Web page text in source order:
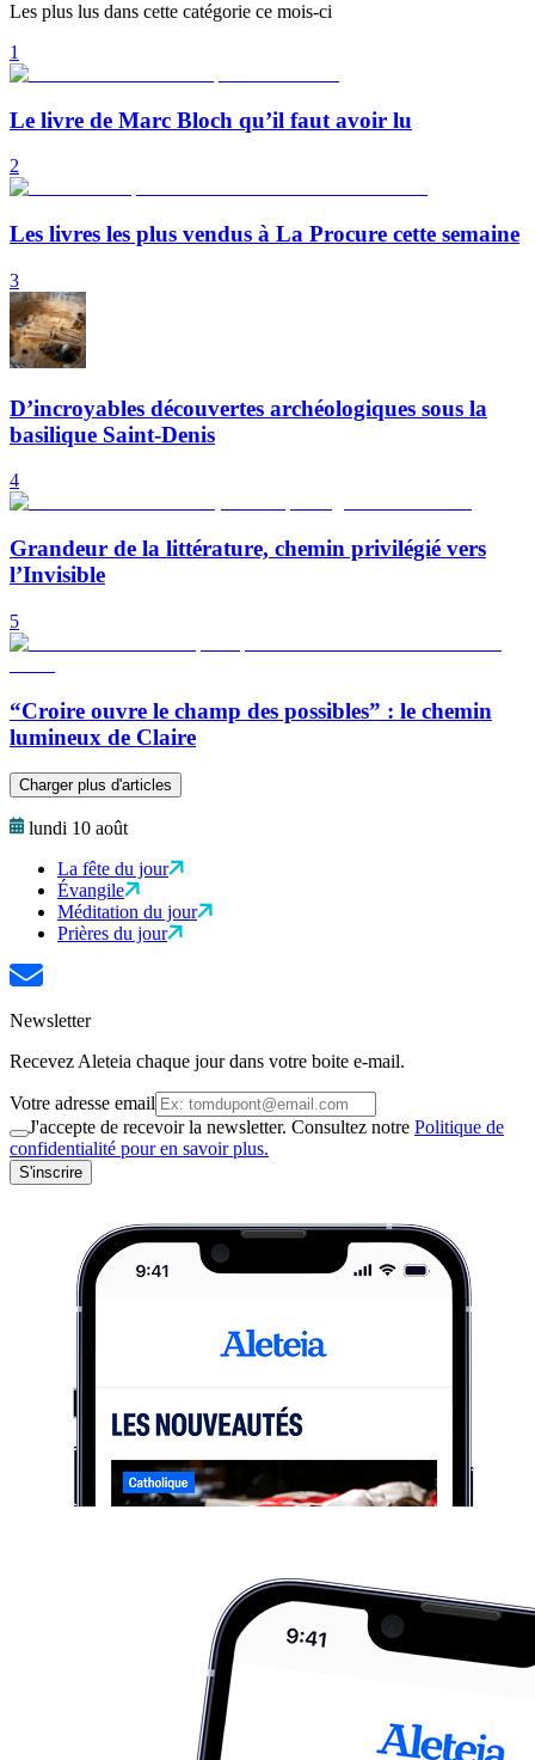
Les plus lus dans cette catégorie ce mois-ci
1
Le livre de Marc Bloch qu’il faut avoir lu
2
Les livres les plus vendus à La Procure cette semaine
3
D’incroyables découvertes archéologiques sous la
basilique Saint-Denis
4
Grandeur de la littérature, chemin privilégié vers
l’Invisible
5
“Croire ouvre le champ des possibles” : le chemin
lumineux de Claire
Charger plus d'articles
lundi 10 août
La fête du jour
Évangile
Méditation du jour
Prières du jour
Newsletter
Recevez Aleteia chaque jour dans votre boite e-mail.
Votre adresse email
J'accepte de recevoir la newsletter. Consultez notre Politique de
confidentialité pour en savoir plus.
S'inscrire